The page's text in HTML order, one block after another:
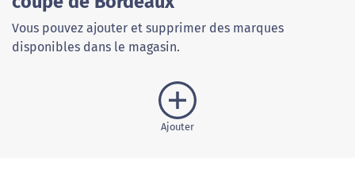
Vous pouvez ajouter et supprimer des marques
disponibles dans le magasin.
Ajouter